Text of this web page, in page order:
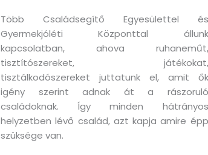
Több Családsegítő Egyesülettel és
Gyermekjóléti Központtal állunk
kapcsolatban, ahova ruhaneműt,
tisztítószereket, játékokat,
tisztálkodószereket juttatunk el, amit ők
igény szerint adnak át a rászoruló
családoknak. Így minden hátrányos
helyzetben lévő család, azt kapja amire épp
szüksége van.